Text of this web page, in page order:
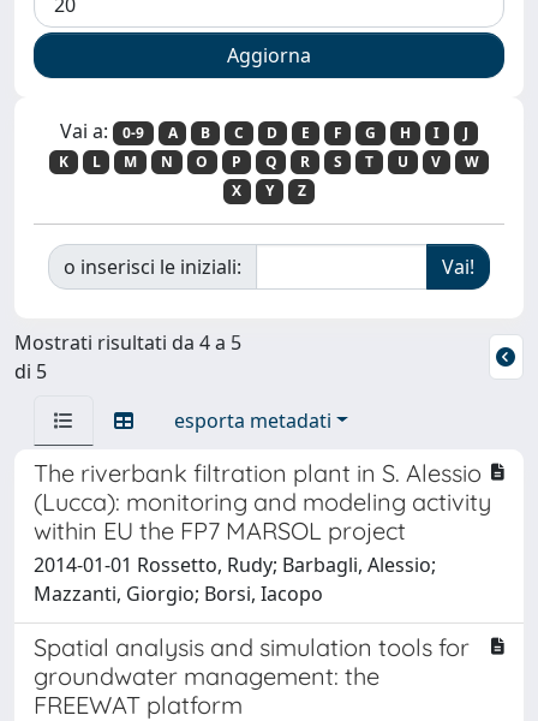
Vai a: 0-9 A B C D E F G H I
J
K
L M N O P Q R S T U V
W
X
Y Z
o inserisci le iniziali:
Mostrati risultati da 4 a 5
di 5
esporta metadati
The riverbank filtration plant in S. Alessio
(Lucca): monitoring and modeling activity
within EU the FP7 MARSOL project
2014-01-01 Rossetto, Rudy; Barbagli, Alessio;
Mazzanti, Giorgio; Borsi, Iacopo
Spatial analysis and simulation tools for
groundwater management: the
FREEWAT platform